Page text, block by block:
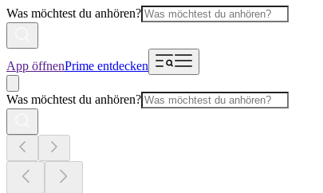
Was möchtest du anhören?
App öffnenPrime entdecken
Was möchtest du anhören?